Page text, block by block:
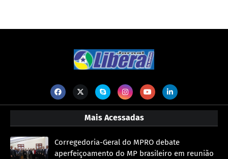
Mais Acessadas
Corregedoria-Geral do MPRO debate
aperfeiçoamento do MP brasileiro em reunião